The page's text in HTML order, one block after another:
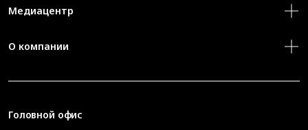
Медиацентр
О компании
Головной офис